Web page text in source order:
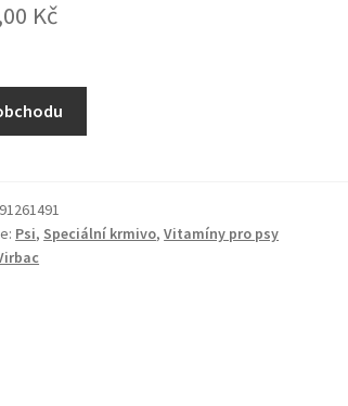
Kč
Psi, Speciální krmivo,Vitamíny pro psy